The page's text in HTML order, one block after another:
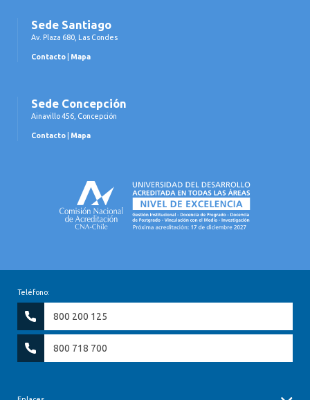
Sede Santiago
Av. Plaza 680, Las Condes
Contacto Mapa
Sede Concepción
Ainavillo 456, Concepción
Contacto Mapa
Teléfono:
800 200 125
800 718 700